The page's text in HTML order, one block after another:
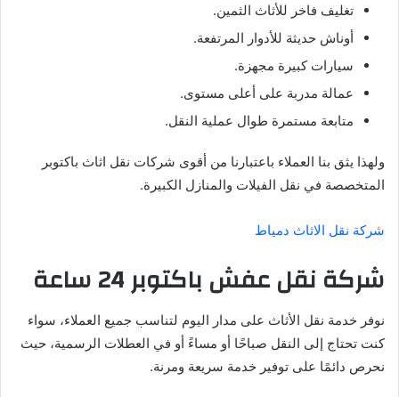
تغليف فاخر للأثاث الثمين.
أوناش حديثة للأدوار المرتفعة.
سيارات كبيرة مجهزة.
عمالة مدربة على أعلى مستوى.
متابعة مستمرة طوال عملية النقل.
ولهذا يثق بنا العملاء باعتبارنا من أقوى شركات نقل اثاث باكتوبر
المتخصصة في نقل الفيلات والمنازل الكبيرة.
شركة نقل الاثاث دمياط
شركة نقل عفش باكتوبر 24 ساعة
نوفر خدمة نقل الأثاث على مدار اليوم لتناسب جميع العملاء، سواء
كنت تحتاج إلى النقل صباحًا أو مساءً أو في العطلات الرسمية، حيث
نحرص دائمًا على توفير خدمة سريعة ومرنة.